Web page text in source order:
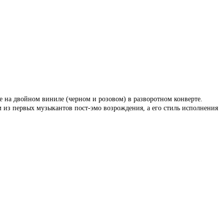
двойном виниле (черном и розовом) в разворотном конверте.
первых музыкантов пост-эмо возрождения, а его стиль исполнения